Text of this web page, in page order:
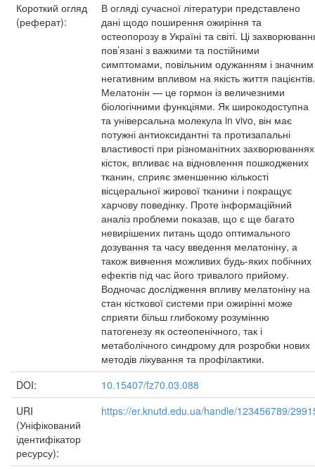
Короткий огляд
(реферат):
В огляді сучасної літератури представлено
дані щодо поширення ожиріння та
остеопорозу в Україні та світі. Ці
пов’язані з важкими та постійними
симптомами, повільним одужанням і значним
негативним впливом на якість життя пацієнтів.
Мелатонін — це гормон із величезними
біологічними функціями. Як широкодоступна
та універсальна молекула in vivo, він має
потужні антиоксидантні та протизапальні
властивості при різноманітних захворюваннях
кісток, впливає на відновлення пошкоджених
тканин, сприяє зменшенню кількості
вісцеральної жирової тканини і покращує
харчову поведінку. Проте інформаційний
аналіз проблеми показав, що є ще багато
невирішених питань щодо оптимального
дозування та часу введення мелатоніну, а
також вивчення можливих будь-яких побічних
ефектів під час його тривалого прийому.
Водночас дослідження впливу мелатоніну на
стан кісткової системи при ожирінні може
сприяти більш глибокому розумінню
патогенезу як остеопенічного, так і
метаболічного синдрому для розробки нових
методів лікування та профілактики.
DOI:
10.15407/fz70.03.088
URI
(Уніфікований
ідентифікатор
ресурсу):
https://er.knutd.edu.ua/handle/123456789/